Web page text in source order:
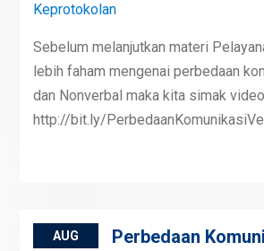
Keprotokolan
Sebelum melanjutkan materi
lebih faham mengenai perbedaan
dan Nonverbal maka kita simak
http://bit.ly/
AUG
Perbedaan